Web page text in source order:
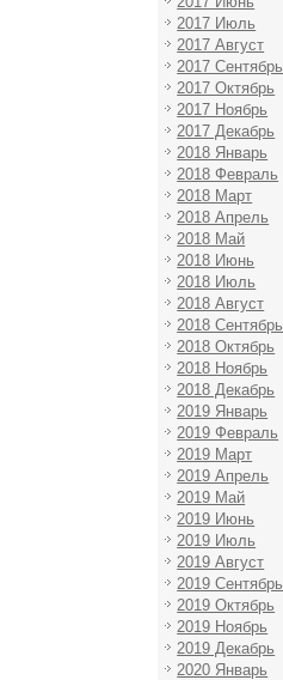
2017 Июль
2017 Август
2017 Сентябрь
2017 Октябрь
2017 Ноябрь
2017 Декабрь
2018 Январь
2018 Февраль
2018 Март
2018 Апрель
2018 Май
2018 Июнь
2018 Июль
2018 Август
2018 Сентябрь
2018 Октябрь
2018 Ноябрь
2018 Декабрь
2019 Январь
2019 Февраль
2019 Март
2019 Апрель
2019 Май
2019 Июнь
2019 Июль
2019 Август
2019 Сентябрь
2019 Октябрь
2019 Ноябрь
2019 Декабрь
2020 Январь